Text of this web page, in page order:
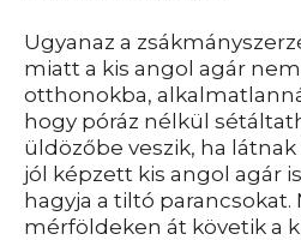
Ugyanaz a
miatt a kis angol agár
otthonokba,
hogy póráz nélkül
üldözőbe veszik, ha
jól képzett kis angol agár
hagyja a tiltó parancsokat.
mérföldeken át követik a